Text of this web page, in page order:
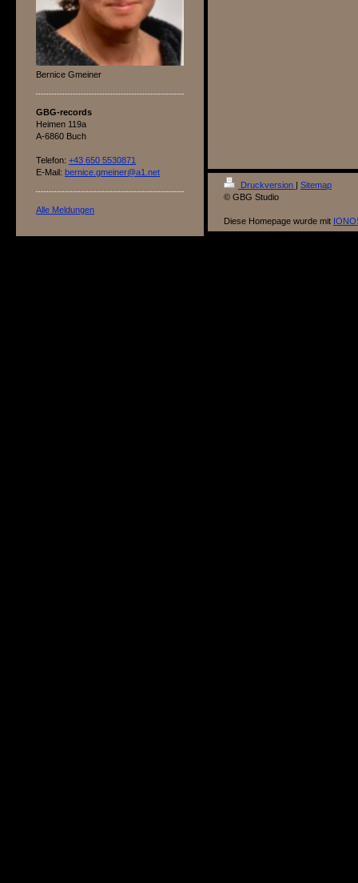
Bernice Gmeiner
GBG-records
Heimen 119a
A-6860 Buch
Telefon: +43 650 5530871
E-Mail: bernice.gmeiner@a1.net
Alle Meldungen
Druckversion | Sitemap
© GBG Studio
Diese Homepage wurde mit